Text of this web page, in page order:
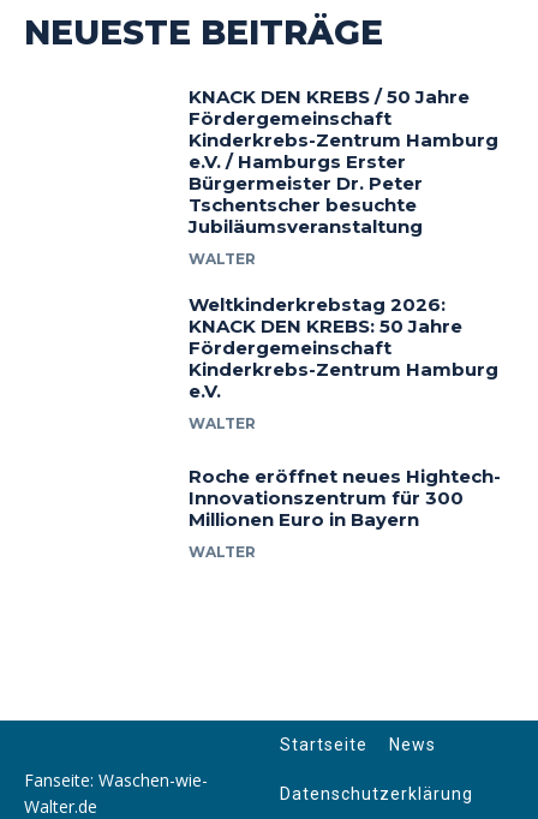
NEUESTE BEITRÄGE
KNACK DEN KREBS / 50 Jahre
Fördergemeinschaft
Kinderkrebs-Zentrum Hamburg
e.V. / Hamburgs Erster
Bürgermeister Dr. Peter
Tschentscher besuchte
Jubiläumsveranstaltung
WALTER
Weltkinderkrebstag 2026:
KNACK DEN KREBS: 50 Jahre
Fördergemeinschaft
Kinderkrebs-Zentrum Hamburg
e.V.
WALTER
Roche eröffnet neues Hightech-
Innovationszentrum für 300
Millionen Euro in Bayern
WALTER
Fanseite: Waschen-wie-
Walter.de
Startseite News
Datenschutzerklärung